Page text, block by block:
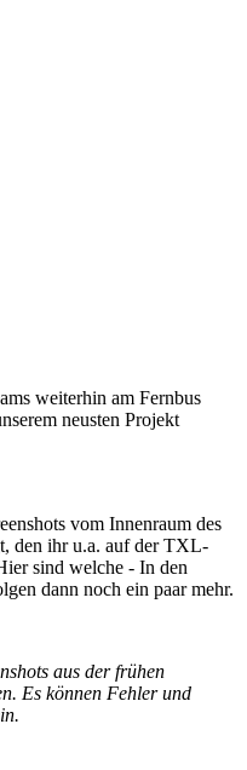
weiterhin am Fernbus
neusten Projekt
vom Innenraum des
den ihr u.a. auf der TXL-
sind welche - In den
dann noch ein paar mehr.
aus der frühen
Es können Fehler und